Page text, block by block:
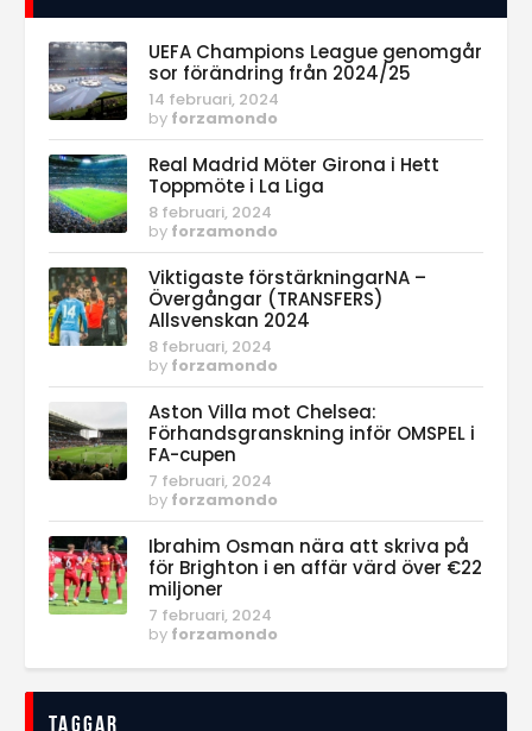
UEFA Champions League genomgår
sor förändring från 2024/25
14 februari, 2024
by forzamondo
Real Madrid Möter Girona i Hett
Toppmöte i La Liga
8 februari, 2024
by forzamondo
Viktigaste förstärkningarNA –
Övergångar (TRANSFERS)
Allsvenskan 2024
8 februari, 2024
by forzamondo
Aston Villa mot Chelsea:
Förhandsgranskning inför OMSPEL i
FA-cupen
7 februari, 2024
by forzamondo
Ibrahim Osman nära att skriva på
för Brighton i en affär värd över €22
miljoner
7 februari, 2024
by forzamondo
Taggar